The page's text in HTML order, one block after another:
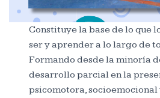
Constituye la base de lo que
ser y aprender a lo largo de
Formando desde la minoría
desarrollo parcial en la
psicomotora,